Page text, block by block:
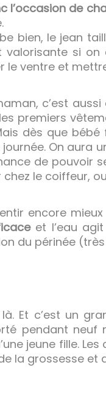
l’occasion de
bien, le jean
valorisante si
le ventre et
c’est
premiers
dès que
On aura
de pouvoir
chez le coiffeur,
encore
et l’eau
du périnée
Et c’est un
pendant neuf
jeune fille.
la grossesse et